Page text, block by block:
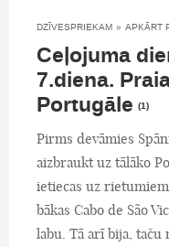
DZĪVESPRIEKAM » APKĀRT
Ceļojuma
7.diena.
Portugāle (1)
Pirms devāmies
aizbraukt uz tālāko
ietiecas uz
bākas Cabo de São
labu. Tā arī bija,